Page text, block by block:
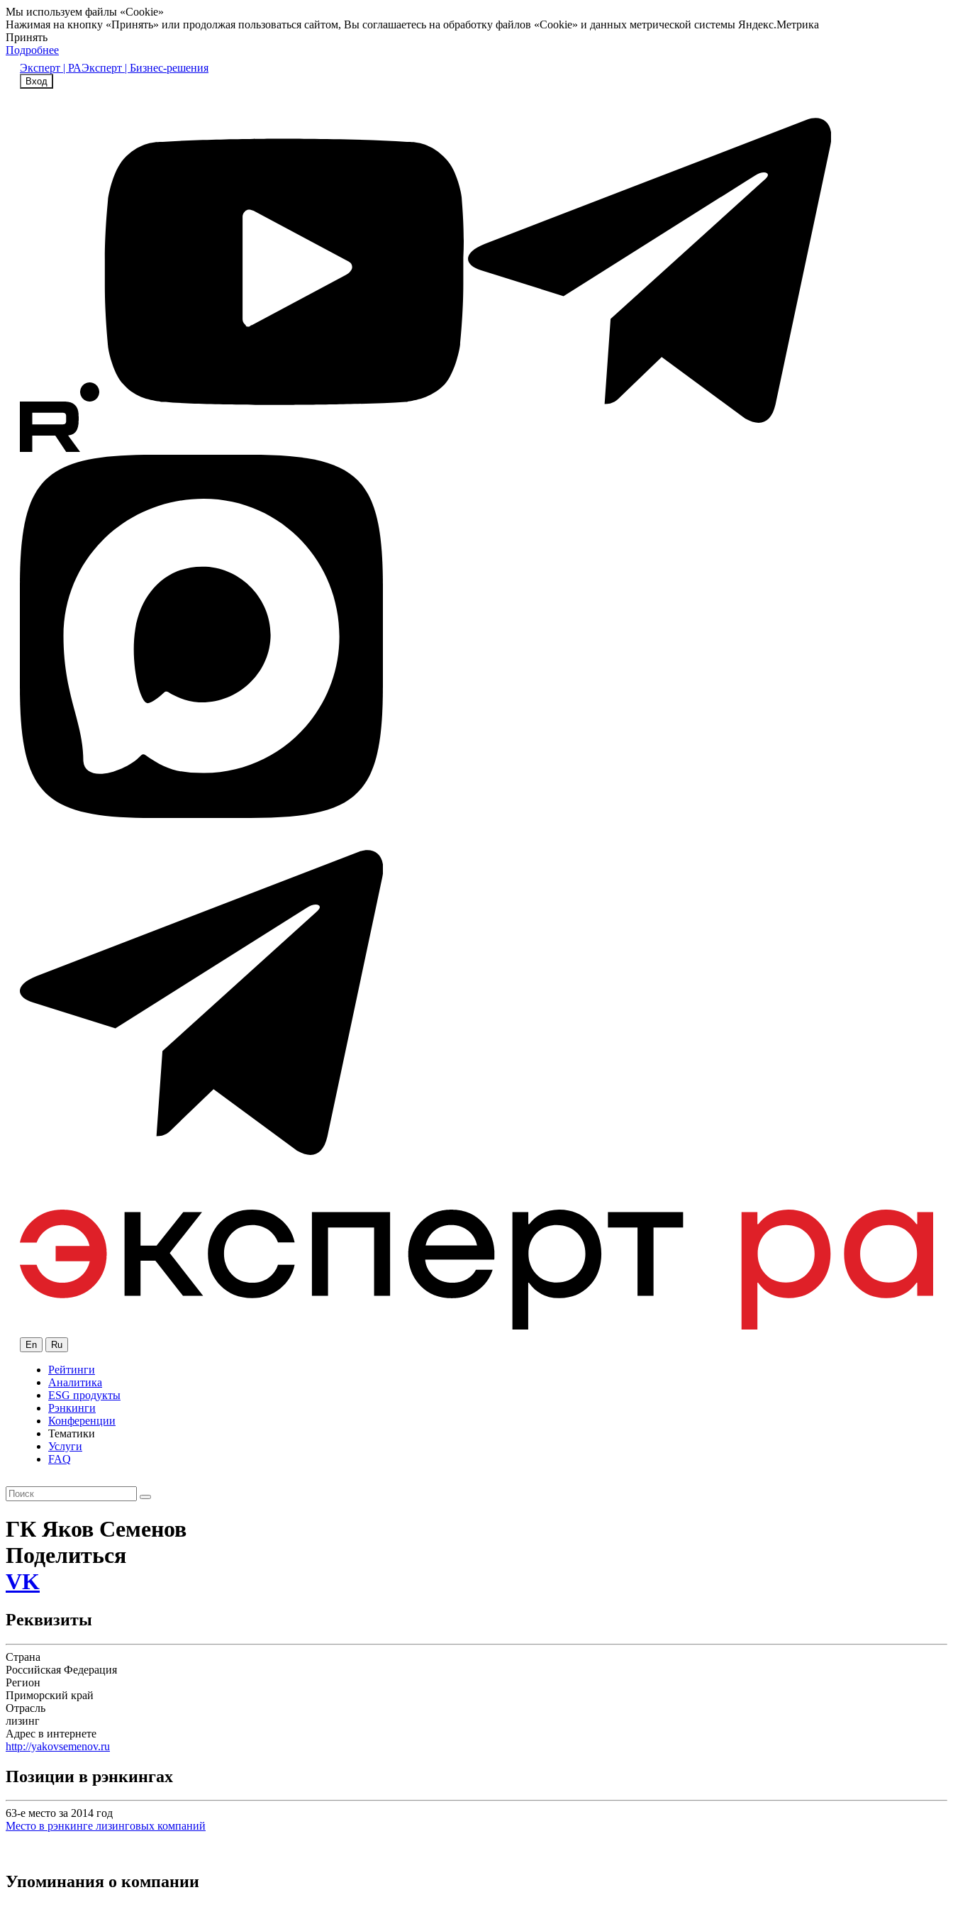
Мы используем файлы «Cookie»
Нажимая на кнопку «Принять» или продолжая пользоваться сайтом, Вы соглашаетесь на обработку файлов «Cookie» и данных метрической системы Яндекс.Метрика
Принять
Подробнее
Эксперт | РАЭксперт | Бизнес-решения
Вход
En Ru
Рейтинги
Аналитика
ESG продукты
Рэнкинги
Конференции
Тематики
Услуги
FAQ
ГК Яков Семенов
Поделиться
VK
Реквизиты
Страна
Российская Федерация
Регион
Приморский край
Отрасль
лизинг
Адрес в интернете
http://yakovsemenov.ru
Позиции в рэнкингах
63-е место за 2014 год
Место в рэнкинге лизинговых компаний
Упоминания о компании